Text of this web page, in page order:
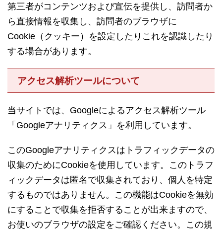
第三者がコンテンツおよび宣伝を提供し、訪問者か
ら直接情報を収集し、訪問者のブラウザに
Cookie（クッキー）を設定したりこれを認識したり
する場合があります。
アクセス解析ツールについて
当サイトでは、Googleによるアクセス解析ツール
「Googleアナリティクス」を利用しています。
このGoogleアナリティクスはトラフィックデータの
収集のためにCookieを使用しています。このトラフ
ィックデータは匿名で収集されており、個人を特定
するものではありません。この機能はCookieを無効
にすることで収集を拒否することが出来ますので、
お使いのブラウザの設定をご確認ください。この規